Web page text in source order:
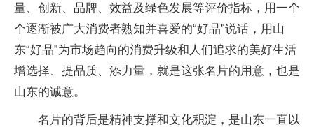
量、创新、品牌、效益及绿色发展等评价指标，用一个
个逐渐被广大消费者熟知并喜爱的“好品”说话，用山
东“好品”为市场趋向的消费升级和人们追求的美好生活
增选择、提品质、添力量，就是这张名片的用意，也是
山东的诚意。
名片的背后是精神支撑和文化积淀，是山东一直以